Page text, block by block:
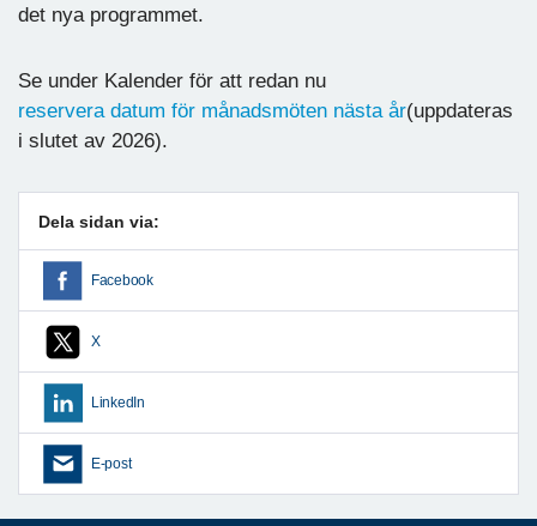
det nya programmet.
Se under Kalender för att redan nu
reservera datum för månadsmöten nästa år(uppdateras
i slutet av 2026).
Dela sidan via:
Facebook
X
LinkedIn
E-post